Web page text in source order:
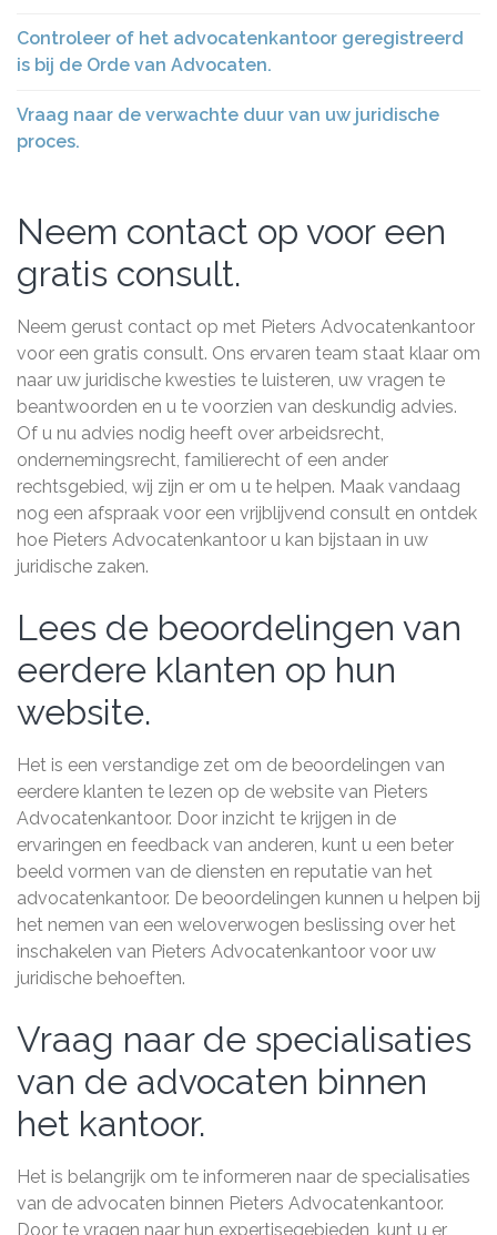
Controleer of het advocatenkantoor geregistreerd
is bij de Orde van Advocaten.
Vraag naar de verwachte duur van uw juridische
proces.
Neem contact op voor een
gratis consult.
Neem gerust contact op met Pieters Advocatenkantoor
voor een gratis consult. Ons ervaren team staat klaar om
naar uw juridische kwesties te luisteren, uw vragen te
beantwoorden en u te voorzien van deskundig advies.
Of u nu advies nodig heeft over arbeidsrecht,
ondernemingsrecht, familierecht of een ander
rechtsgebied, wij zijn er om u te helpen. Maak vandaag
nog een afspraak voor een vrijblijvend consult en ontdek
hoe Pieters Advocatenkantoor u kan bijstaan in uw
juridische zaken.
Lees de beoordelingen van
eerdere klanten op hun
website.
Het is een verstandige zet om de beoordelingen van
eerdere klanten te lezen op de website van Pieters
Advocatenkantoor. Door inzicht te krijgen in de
ervaringen en feedback van anderen, kunt u een beter
beeld vormen van de diensten en reputatie van het
advocatenkantoor. De beoordelingen kunnen u helpen bij
het nemen van een weloverwogen beslissing over het
inschakelen van Pieters Advocatenkantoor voor uw
juridische behoeften.
Vraag naar de specialisaties
van de advocaten binnen
het kantoor.
Het is belangrijk om te informeren naar de specialisaties
van de advocaten binnen Pieters Advocatenkantoor.
Door te vragen naar hun expertisegebieden, kunt u er